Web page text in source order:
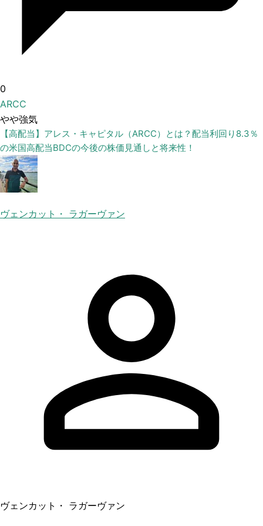
0
ARCC
やや強気
【高配当】アレス・キャピタル（ARCC）とは？配当利回り8.3％
の米国高配当BDCの今後の株価見通しと将来性！
ヴェンカット・ ラガーヴァン
ヴェンカット・ ラガーヴァン